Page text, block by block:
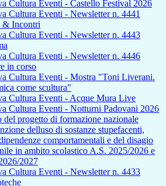
Cultura Eventi - Castello Festival 2026
Cultura Eventi - Newsletter n. 4441
& Incontri
Cultura Eventi - Newsletter n. 4443
Cultura Eventi - Newsletter n. 4446
in corso
Cultura Eventi - Mostra "Toni Liverani.
come scultura"
Cultura Eventi - Acque Mura Live
Cultura Eventi - Notturni Padovani 2026
del progetto di formazione nazionale
delluso di sostanze stupefacenti,
comportamentali e del disagio
in ambito scolastico A.S. 2025/2026 e
2027
Cultura Eventi - Newsletter n. 4433